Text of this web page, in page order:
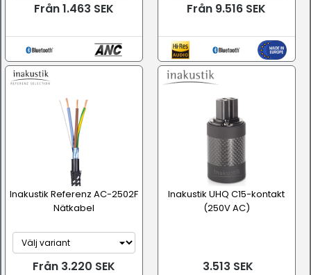
Från 1.463 SEK Från 9.516 SEK
Inakustik Referenz AC-2502F
Nätkabel
Från 3.220 SEK
Inakustik UHQ C15-kontakt
(250V AC)
3.513 SEK